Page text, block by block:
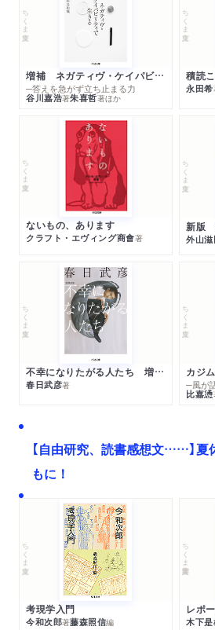
ちくま文庫
増補 ネガティヴ・ケイパビリティで生きる
─答えを急がず立ち止まる力
谷川嘉浩著朱喜哲著ほか
ちくま文庫
積読
永田希
ちくま文庫
ないもの、あります
クラフト・エヴィング商會著
ちくま文庫
新版
外山
ちくま文庫
不幸になりたがる人たち 増補新版
春日武彦著
ちくま文庫
カジ
─風が
比嘉慂
【自由研究、読書感想文……】夏
もに！
ちくま文庫
考現学入門
今和次郎著藤森照信編
ちくま学芸文庫
レポ
木下